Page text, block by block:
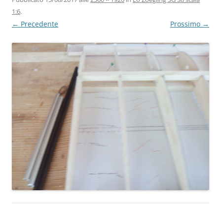
1:6.
← Precedente Prossimo →